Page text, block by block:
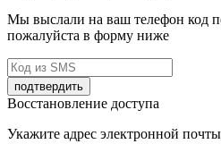
Мы выслали на ваш телефон код
пожалуйста в форму ниже
подтвердить
Восстановление доступа
Укажите адрес электронной